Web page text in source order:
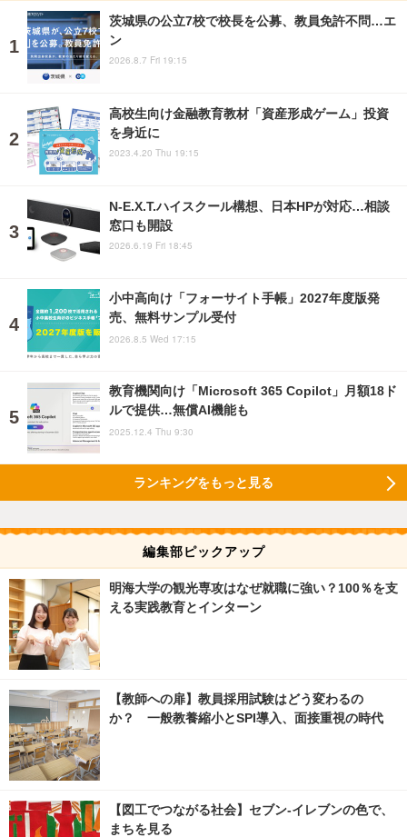
茨城県の公立7校で校長を公募、教員免許不問…エ
ン
2026.8.7 Fri 19:15
高校生向け金融教育教材「資産形成ゲーム」投資
を身近に
2023.4.20 Thu 19:15
N-E.X.T.ハイスクール構想、日本HPが対応…相談
窓口も開設
2026.6.19 Fri 18:45
小中高向け「フォーサイト手帳」2027年度版発
売、無料サンプル受付
2026.8.5 Wed 17:15
教育機関向け「Microsoft 365 Copilot」月額18ド
ルで提供…無償AI機能も
2025.12.4 Thu 9:30
ランキングをもっと見る
編集部ピックアップ
明海大学の観光専攻はなぜ就職に強い？100％を支
える実践教育とインターン
【教師への扉】教員採用試験はどう変わるの
か？ 一般教養縮小とSPI導入、面接重視の時代
【図工でつながる社会】セブン‐イレブンの色で、
まちを見る